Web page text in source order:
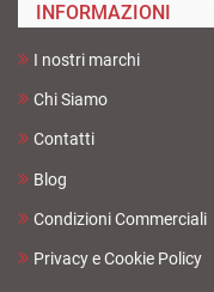
INFORMAZIONI
I nostri marchi
Chi Siamo
Contatti
Blog
Condizioni Commerciali
Privacy e Cookie Policy